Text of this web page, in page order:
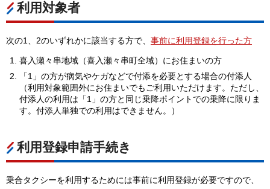
利用対象者
次の1、2のいずれかに該当する方で、 事前に利用登録を行った方
喜入瀬々串地域（喜入瀬々串町全域）にお住まいの方
「1」の方が病気やケガなどで付添を必要とする場合の付添人
（利用対象範囲外にお住まいでもご利用いただけます。ただし、
付添人の利用は「1」の方と同じ乗降ポイントでの乗降に限りま
す。付添人単独での利用はできません。）
利用登録申請手続き
乗合タクシーを利用するためには事前に利用登録が必要ですので、